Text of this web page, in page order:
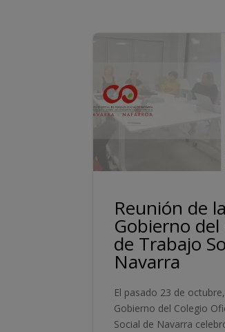
Reunión de
Gobierno del
de Trabajo
Navarra
El pasado 23 de
Gobierno del Colegio
Social de Navarra